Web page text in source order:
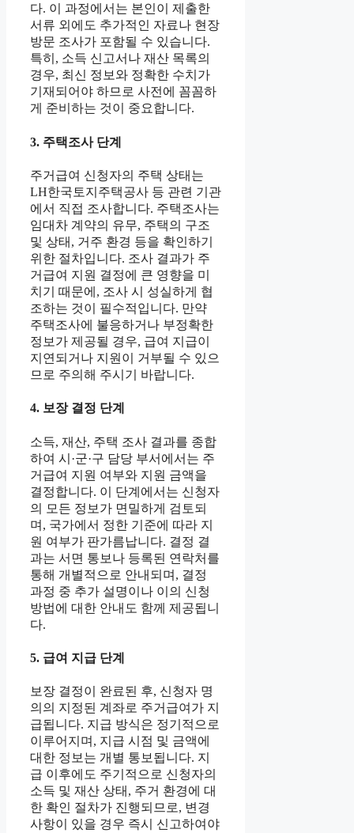
다. 이 과정에서는 본인이 제출한
서류 외에도 추가적인 자료나 현장
방문 조사가 포함될 수 있습니다.
특히, 소득 신고서나 재산 목록의
경우, 최신 정보와 정확한 수치가
기재되어야 하므로 사전에 꼼꼼하
게 준비하는 것이 중요합니다.
3. 주택조사 단계
주거급여 신청자의 주택 상태는
LH한국토지주택공사 등 관련 기관
에서 직접 조사합니다. 주택조사는
임대차 계약의 유무, 주택의 구조
및 상태, 거주 환경 등을 확인하기
위한 절차입니다. 조사 결과가 주
거급여 지원 결정에 큰 영향을 미
치기 때문에, 조사 시 성실하게 협
조하는 것이 필수적입니다. 만약
주택조사에 불응하거나 부정확한
정보가 제공될 경우, 급여 지급이
지연되거나 지원이 거부될 수 있으
므로 주의해 주시기 바랍니다.
4. 보장 결정 단계
소득, 재산, 주택 조사 결과를 종합
하여 시·군·구 담당 부서에서는 주
거급여 지원 여부와 지원 금액을
결정합니다. 이 단계에서는 신청자
의 모든 정보가 면밀하게 검토되
며, 국가에서 정한 기준에 따라 지
원 여부가 판가름납니다. 결정 결
과는 서면 통보나 등록된 연락처를
통해 개별적으로 안내되며, 결정
과정 중 추가 설명이나 이의 신청
방법에 대한 안내도 함께 제공됩니
다.
5. 급여 지급 단계
보장 결정이 완료된 후, 신청자 명
의의 지정된 계좌로 주거급여가 지
급됩니다. 지급 방식은 정기적으로
이루어지며, 지급 시점 및 금액에
대한 정보는 개별 통보됩니다. 지
급 이후에도 주기적으로 신청자의
소득 및 재산 상태, 주거 환경에 대
한 확인 절차가 진행되므로, 변경
사항이 있을 경우 즉시 신고하여야